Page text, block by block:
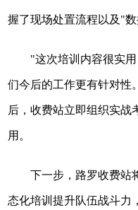
握了现场处置流程以及"
"这次培训内容很实
们今后的工作更有针对性
后，收费站立即组织实战
用。
下一步，路罗收费站
态化培训提升队伍战斗力